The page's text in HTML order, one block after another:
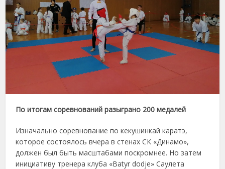
По итогам соревнований разыграно 200 медалей
Изначально соревнование по кекушинкай каратэ,
которое состоялось вчера в стенах СК «Динамо»,
должен был быть масштабами поскромнее. Но затем
инициативу тренера клуба «Batyr dodje» Саулета